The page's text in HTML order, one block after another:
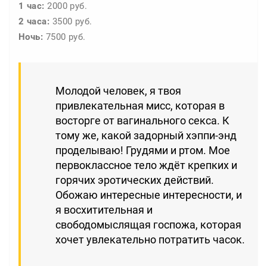
1 час: 2000 руб.
2 часа: 3500 руб.
Ночь: 7500 руб.
Молодой человек, я твоя
привлекательная мисс, которая в
восторге от вагинального секса. К
тому же, какой задорный хэппи-энд
проделываю! Грудями и ртом. Мое
первоклассное тело ждёт крепких и
горячих эротических действий.
Обожаю интересные интересности, и
я восхитительная и
свободомыслящая госпожа, которая
хочет увлекательно потратить часок.